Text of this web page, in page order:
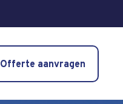
Offerte aanvragen